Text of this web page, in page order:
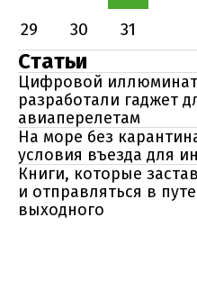
29
30 31
Статьи
Цифровой
разработали гаджет
авиаперелетам
На море без
условия въезда для
Книги, которые
и отправляться в
выходного